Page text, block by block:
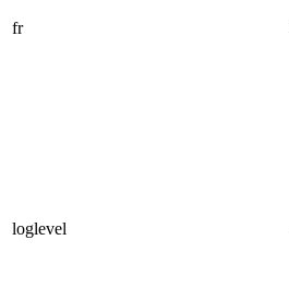
fr
loglevel